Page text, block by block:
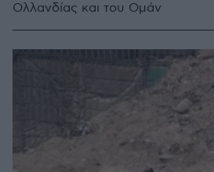
Ολλανδίας και του Ομάν